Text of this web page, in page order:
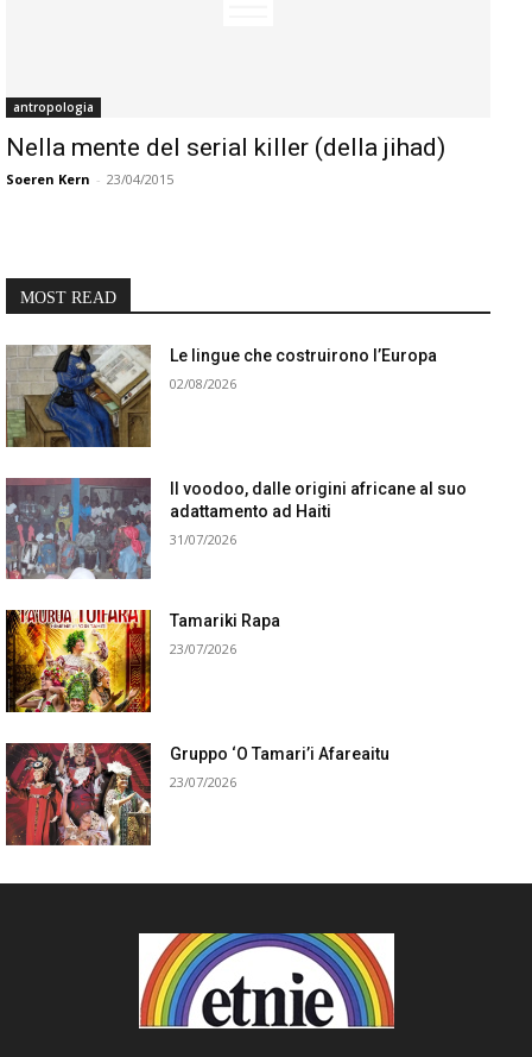
antropologia
Nella mente del serial killer (della jihad)
Soeren Kern - 23/04/2015
MOST READ
Le lingue che costruirono l’Europa
02/08/2026
Il voodoo, dalle origini africane al suo
adattamento ad Haiti
31/07/2026
Tamariki Rapa
23/07/2026
Gruppo ‘O Tamari’i Afareaitu
23/07/2026